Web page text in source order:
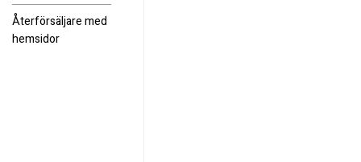
Återförsäljare med
hemsidor